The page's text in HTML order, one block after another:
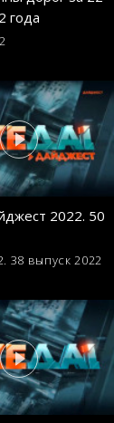
года
2022. 50
38 выпуск 2022